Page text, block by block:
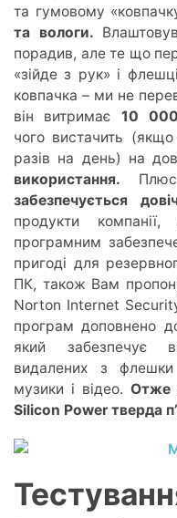
та гумовому
та вологи.
порадив, але те що
«зійде з рук» і
ковпачка – ми не
він витримає 10 000
чого вистачить
разів на день) на
використання.
забезпечується
продукти
програмним
пригоді для
ПК, також Вам
Norton Internet
програм доповнено
який забезпечує
видалених з
музики і відео. Отже
Silicon Power тверда